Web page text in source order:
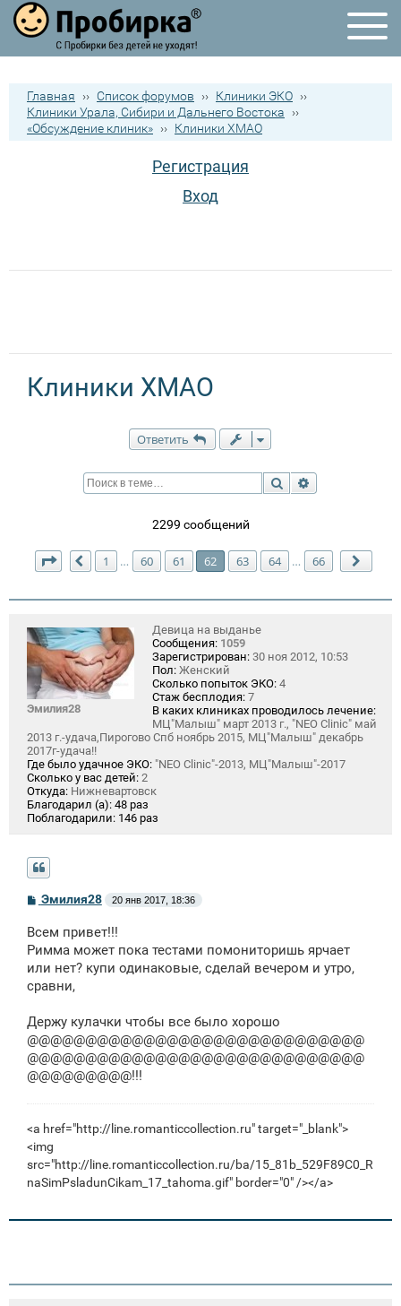
Главная ›› Список форумов ›› Клиники ЭКО ››
Клиники Урала, Сибири и Дальнего Востока
››
«Обсуждение клиник» ›› Клиники ХМАО
Регистрация
Вход
Клиники ХМАО
Ответить
Поиск
2299 сообщений
Страница 62 из66
Пред.
1 … 60 61 62 63 64 … 66
Эмилия28
Девица на выданье
Сообщения: 1059
Зарегистрирован: 30 ноя 2012, 10:53
Пол: Женский
Сколько попыток ЭКО: 4
Стаж бесплодия: 7
В каких клиниках проводилось лечение:
МЦ"Малыш" март 2013 г., "NEO Clinic" май
2013 г.-удача,Пирогово Спб ноябрь 2015, МЦ"Малыш" декабрь
2017г-удача!!
Где было удачное ЭКО: "NEO Clinic"-2013, МЦ"Малыш"-2017
Сколько у вас детей: 2
Откуда: Нижневартовск
Благодарил (а): 48 раз
Поблагодарили: 146 раз
С
б
щ
н
и
Эмилия28 20 янв 2017, 18:36
Всем привет!!!
Римма может пока тестами помониторишь ярчает
или нет? купи одинаковые, сделай вечером и утро,
сравни,
Держу кулачки чтобы все было хорошо
@@@@@@@@@@@@@@@@@@@@@@@@@@@@@
@@@@@@@@@@@@@@@@@@@@@@@@@@@@@
@@@@@@@@@!!!
<a href="http://line.romanticcollection.ru" target="_blank">
<img
src="http://line.romanticcollection.ru/ba/15_81b_529F89C0_R
naSimPsladunCikam_17_tahoma.gif" border="0" /></a>